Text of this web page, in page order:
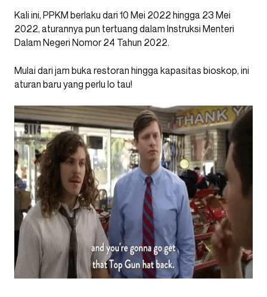
Kali ini, PPKM berlaku dari 10 Mei 2022 hingga 23 Mei
2022, aturannya pun tertuang dalam Instruksi Menteri
Dalam Negeri Nomor 24 Tahun 2022.
Mulai dari jam buka restoran hingga kapasitas bioskop, ini
aturan baru yang perlu lo tau!